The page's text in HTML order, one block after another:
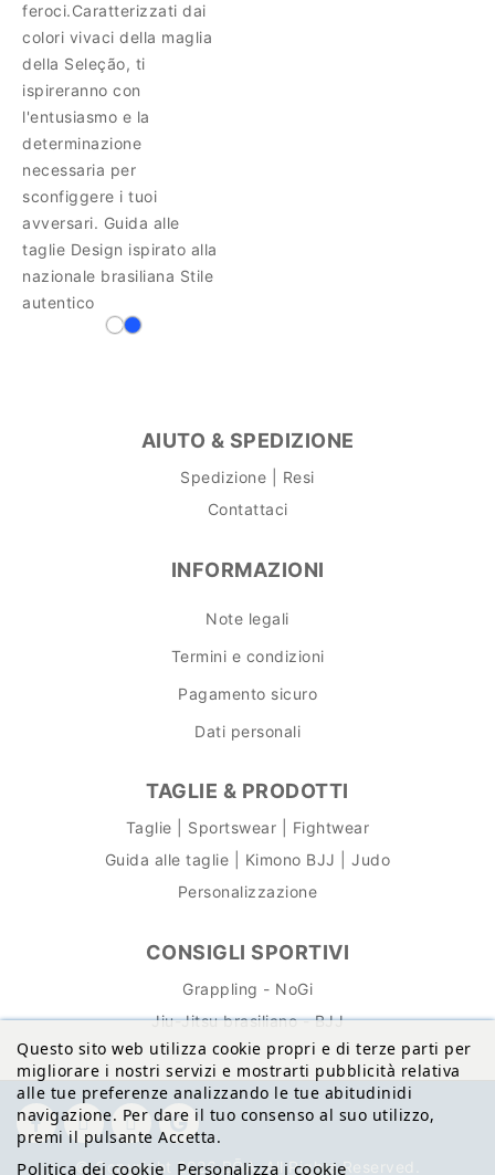
feroci.Caratterizzati dai
colori vivaci della maglia
della Seleção, ti
ispireranno con
l'entusiasmo e la
determinazione
necessaria per
sconfiggere i tuoi
avversari. Guida alle
taglie Design ispirato alla
nazionale brasiliana Stile
autentico
AIUTO & SPEDIZIONE
Spedizione | Resi
Contattaci
INFORMAZIONI
Note legali
Termini e condizioni
Pagamento sicuro
Dati personali
TAGLIE & PRODOTTI
Taglie | Sportswear | Fightwear
Guida alle taglie | Kimono BJJ | Judo
Personalizzazione
CONSIGLI SPORTIVI
Grappling - NoGi
Jiu-Jitsu brasiliano - BJJ
Questo sito web utilizza cookie propri e di terze parti per
migliorare i nostri servizi e mostrarti pubblicità relativa
alle tue preferenze analizzando le tue abitudinidi
navigazione. Per dare il tuo consenso al suo utilizzo,
premi il pulsante Accetta.
Politica dei cookie Personalizza i cookie
© Copyright 2026 BŌA. All Rights Reserved.